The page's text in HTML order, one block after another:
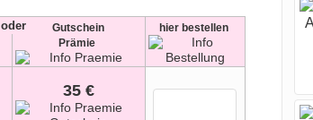
oder
Gutschein
Prämie
hier bestellen
35 €